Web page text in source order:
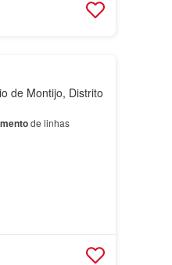
de Montijo, Distrito
de linhas